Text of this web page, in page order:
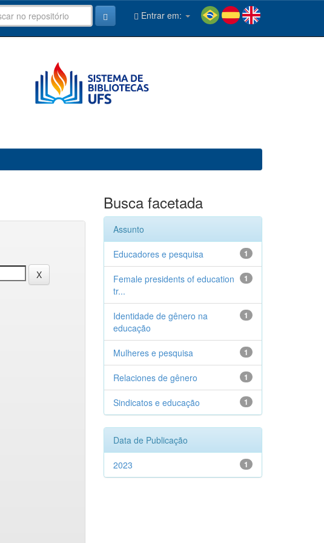
Entrar em:
Busca facetada
Assunto
1
Educadores e pesquisa
1
Female presidents of education
tr...
1
Identidade de gênero na
educação
1
Mulheres e pesquisa
1
Relaciones de gênero
1
Sindicatos e educação
Data de Publicação
1
2023